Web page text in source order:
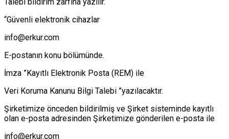
“Güvenli elektronik cihazlar
info@erkur.com
E-postanın konu bölümünde.
İmza ”Kayıtlı Elektronik Posta (REM) ile
Veri Koruma Kanunu Bilgi Talebi ”yazılacaktır.
Şirketimize önceden bildirilmiş ve Şirket sisteminde kayıtlı
olan e-posta adresinden Şirketimize gönderilen e-posta ile
info@erkur.com